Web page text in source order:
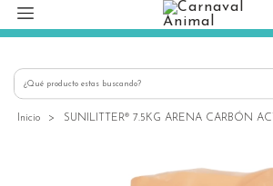
+56939145030
Inicio > SUNILITTER® 7.5KG ARENA CARBÓN